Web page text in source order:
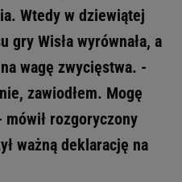
Wtedy w dziewiątej
gry Wisła wyrównała, a
wagę zwycięstwa. -
zawiodłem. Mogę
rozgoryczony
ważną deklarację na